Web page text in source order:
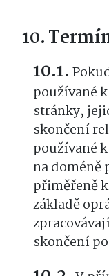
používané
stránky,
skončení
používané
na doméně
přiměřeně
základě
skončení